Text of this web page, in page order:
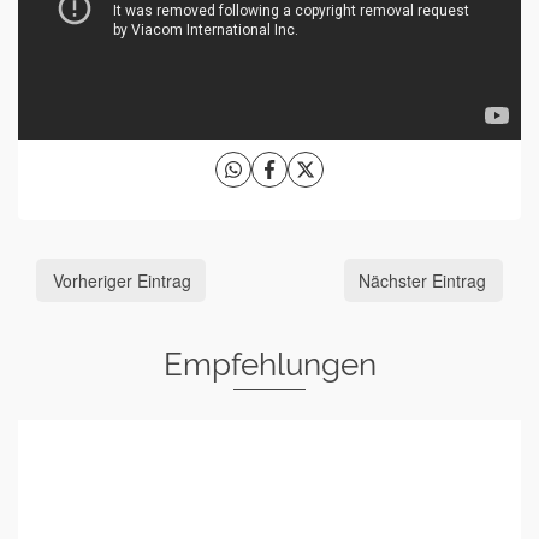
Vorheriger Eintrag Nächster Eintrag
Empfehlungen